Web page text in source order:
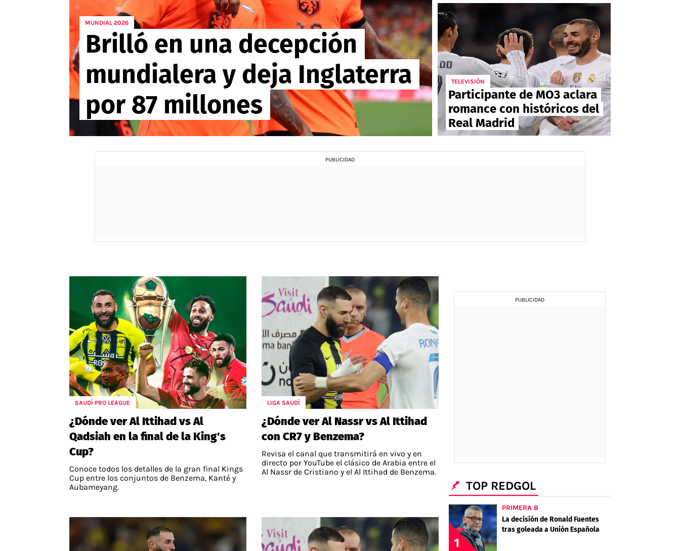
Pronósticos
Apuesta del día
MUNDIAL 2026
Brilló en una decepción
mundialera y deja Inglaterra
por 87 millones
TELEVISIÓN
Participante de MO3 aclara
romance con históricos del
Real Madrid
SAUDÍ PRO LEAGUE
¿Dónde ver Al Ittihad vs Al
Qadsiah en la final de la King's
Cup?
Conoce todos los detalles de la gran final Kings
Cup entre los conjuntos de Benzema, Kanté y
Aubameyang.
LIGA SAUDÍ
¿Dónde ver Al Nassr vs Al Ittihad
con CR7 y Benzema?
Revisa el canal que transmitirá en vivo y en
directo por YouTube el clásico de Arabia entre el
Al Nassr de Cristiano y el Al Ittihad de Benzema.
TOP REDGOL
1
PRIMERA B
La decisión de Ronald Fuentes
tras goleada a Unión Española